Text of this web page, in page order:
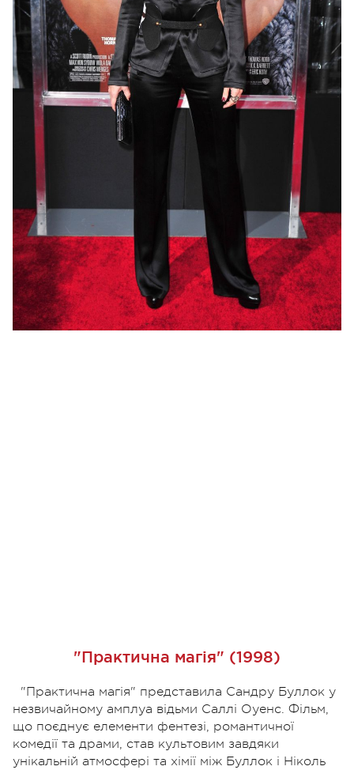
"Практична магія" (1998)
"Практична магія" представила Сандру Буллок у
незвичайному амплуа відьми Саллі Оуенс. Фільм,
що поєднує елементи фентезі, романтичної
комедії та драми, став культовим завдяки
унікальній атмосфері та хімії між Буллок і Ніколь